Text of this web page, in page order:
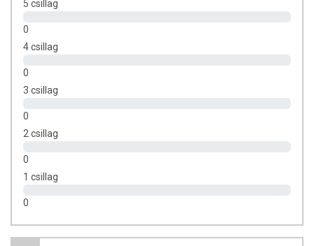
természetéből adódóan. A friss, aktuális információkat a termékek
csomagolásán találják meg.
5 csillag
0
4 csillag
0
3 csillag
0
2 csillag
0
1 csillag
0